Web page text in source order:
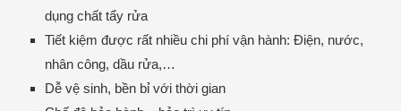
dụng chất tẩy rửa
Tiết kiệm được rất nhiều chi phí vận hành: Điện, nước,
nhân công, dầu rửa,…
Dễ vệ sinh, bền bỉ với thời gian